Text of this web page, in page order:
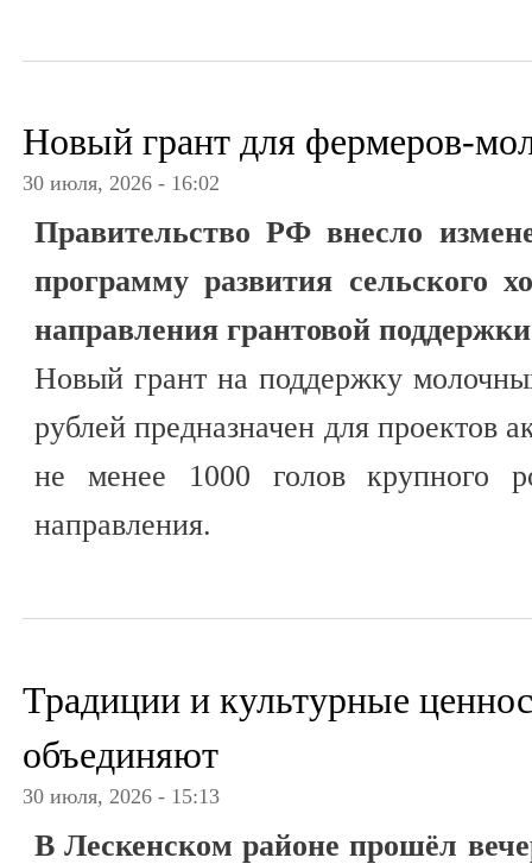
Новый грант для фермеров-
30 июля, 2026 - 16:02
Правительство РФ внесло
программу развития сельского
направления грантовой
Новый грант на поддержку
рублей предназначен для проектов
не менее 1000 голов крупного
направления.
Традиции и культурные
объединяют
30 июля, 2026 - 15:13
В Лескенском районе прошёл